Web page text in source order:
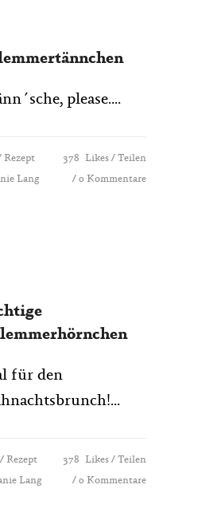
please....
Rezept
Lang
378 Likes
Teilen
0 Kommentare
für den
Rezept
Lang
378 Likes
Teilen
0 Kommentare